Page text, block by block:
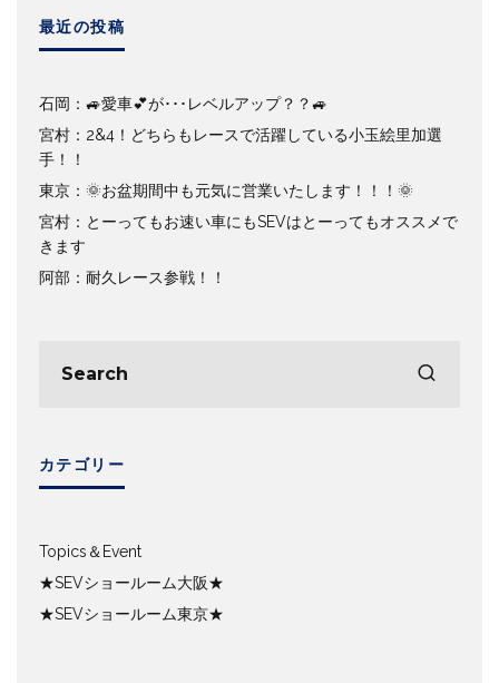
最近の投稿
石岡：🚙愛車💕が･･･レベルアップ？？🚙
宮村：2&4！どちらもレースで活躍している小玉絵里加選
手！！
東京：🌞お盆期間中も元気に営業いたします！！！🌞
宮村：とーってもお速い車にもSEVはとーってもオススメで
きます
阿部：耐久レース参戦！！
カテゴリー
Topics＆Event
★SEVショールーム大阪★
★SEVショールーム東京★